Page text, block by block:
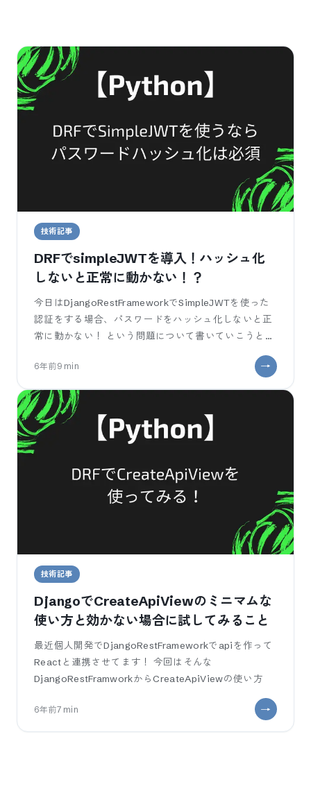
技術記事
DRFでsimpleJWTを導入！ハッシュ化
しないと正常に動かない！？
今日はDjangoRestFrameworkでSimpleJWTを使った
認証をする場合、パスワードをハッシュ化しないと正
常に動かない！ という問題について書いていこうと思
6年前9min
技術記事
DjangoでCreateApiViewのミニマムな
使い方と効かない場合に試してみること
最近個人開発でDjangoRestFrameworkでapiを作って
Reactと連携させてます！ 今回はそんな
DjangoRestFramworkからCreateApiViewの使い方
6年前7min